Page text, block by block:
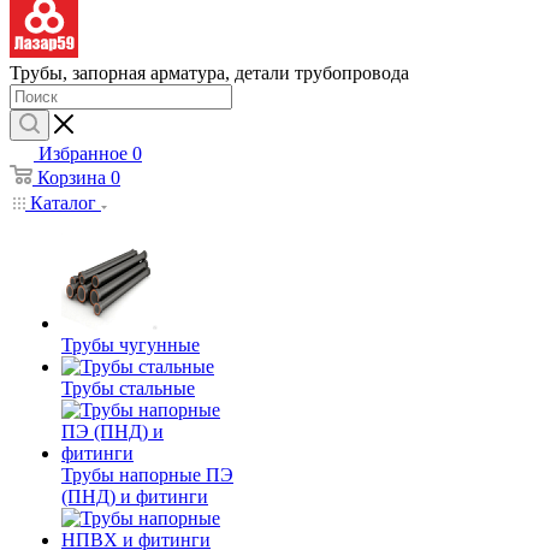
Трубы, запорная арматура, детали трубопровода
Избранное 0
Корзина 0
Каталог
Трубы чугунные
Трубы стальные
Трубы напорные ПЭ
(ПНД) и фитинги